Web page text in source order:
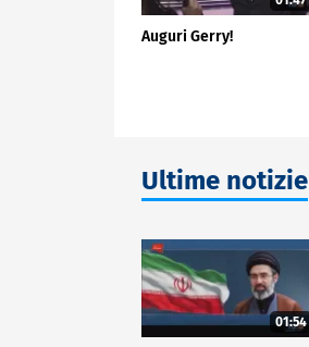
Auguri Gerry!
Ultime notizie
01:54